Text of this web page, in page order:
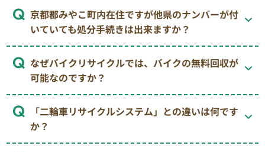
京都郡みやこ町内在住ですが他県のナンバーが付
いていても処分手続きは出来ますか？
なぜバイクリサイクルでは、バイクの無料回収が
可能なのですか？
「二輪車リサイクルシステム」との違いは何です
か？